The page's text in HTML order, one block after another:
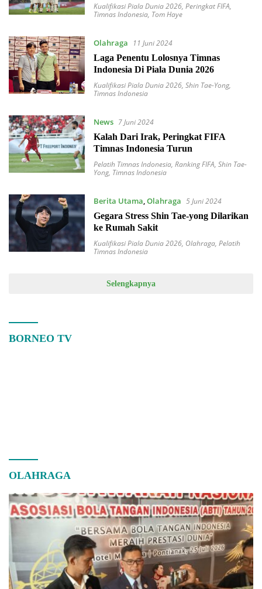
Kualifikasi Piala Dunia 2026, Peringkat FIFA,
Timnas Indonesia, Tom Haye
Olahraga
11 Juni 2024
Laga Penentu Lolosnya Timnas
Indonesia Di Piala Dunia 2026
Kualifikasi Piala Dunia 2026, Shin Tae-Yong,
Timnas Indonesia
News 7 Juni 2024
Kalah Dari Irak, Peringkat FIFA
Timnas Indonesia Turun
Pelatih Timnas Indonesia, Ranking FIFA, Shin Tae-
Yong, Timnas Indonesia
Berita Utama,Olahraga 5 Juni 2024
Gegara Stress Shin Tae-yong Dilarikan
ke Rumah Sakit
Kualifikasi Piala Dunia 2026, Olahraga, Pelatih
Timnas Indonesia
Selengkapnya
BORNEO TV
OLAHRAGA